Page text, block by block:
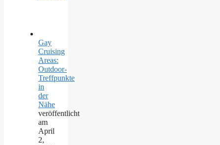
Gay
Cruising
Areas:
Outdoor-
Treffpunkte
in
der
Nähe
veröffentlicht
am
April
2,